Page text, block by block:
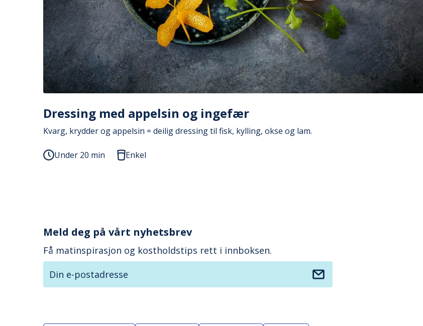
Dressing med appelsin og ingefær
Kvarg, krydder og appelsin = deilig dressing til fisk, kylling, okse og lam.
Under 20 min Enkel
Meld deg på vårt nyhetsbrev
Få matinspirasjon og kostholdstips rett i innboksen.